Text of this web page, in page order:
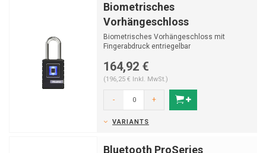
Biometrisches
Vorhängeschloss
Biometrisches Vorhängeschloss mit
Fingerabdruck entriegelbar
164,92 €
(196,25 € Inkl. MwSt.)
- +
VARIANTS
Bluetooth ProSeries